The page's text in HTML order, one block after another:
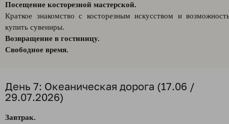
Посещение косторезной мастерской.
Краткое знакомство с косторезным искусством и
купить сувениры.
Возвращение в гостиницу.
Свободное время.
День 7: Океаническая дорога (17.06 /
29.07.2026)
Завтрак.